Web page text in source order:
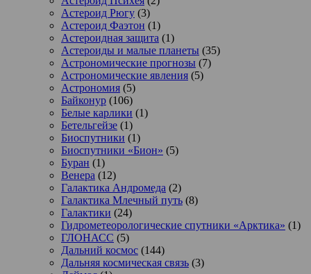
Астероид Рюгу (3)
Астероид Фаэтон (1)
Астероидная защита (1)
Астероиды и малые планеты (35)
Астрономические прогнозы (7)
Астрономические явления (5)
Астрономия (5)
Байконур (106)
Белые карлики (1)
Бетельгейзе (1)
Биоспутники (1)
Биоспутники «Бион» (5)
Буран (1)
Венера (12)
Галактика Андромеда (2)
Галактика Млечный путь (8)
Галактики (24)
Гидрометеорологические спутники «Арктика» (1)
ГЛОНАСС (5)
Дальний космос (144)
Дальняя космическая связь (3)